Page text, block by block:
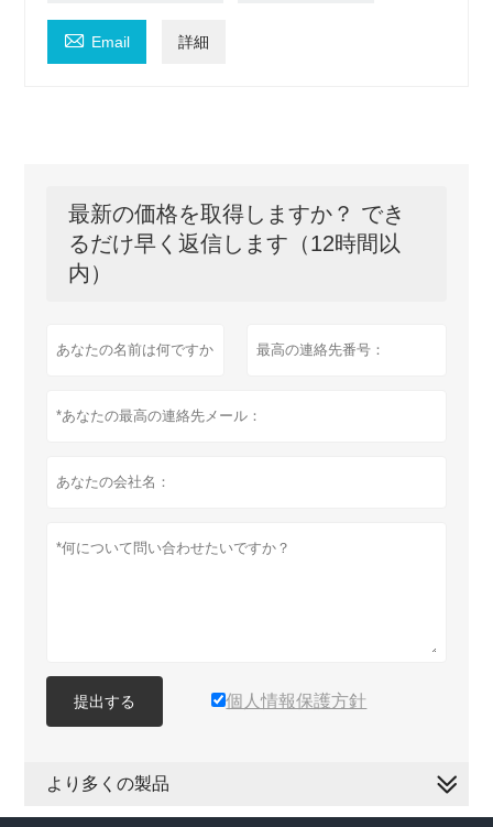
 Email 詳細
最新の価格を取得しますか？ でき
るだけ早く返信します（12時間以
内）
提出する 個人情報保護方針
より多くの製品